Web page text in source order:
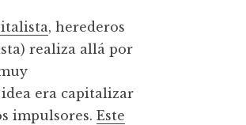
, herederos
realiza allá por
era capitalizar
impulsores.Este